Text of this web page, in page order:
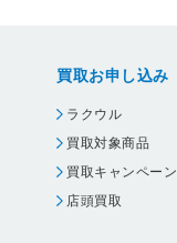
買取お申し込み
ラクウル
買取対象商品
買取キャンペーン
店頭買取